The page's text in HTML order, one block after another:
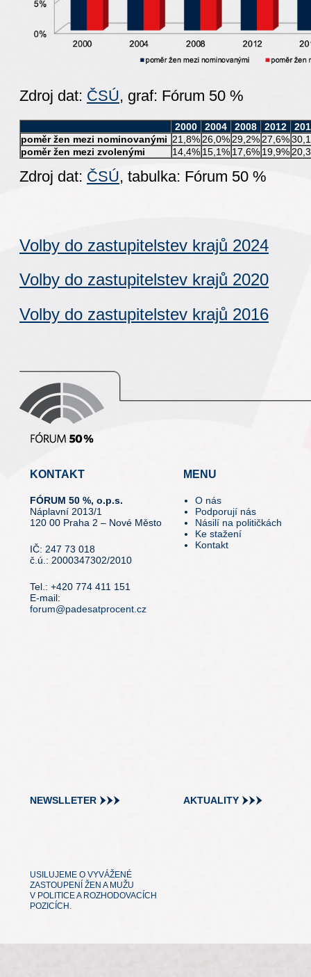
Zdroj dat: ČSÚ, graf: Fórum 50 %
2000 2004 2008 2012
poměr žen mezi nominovanými 21,8% 26,0% 29,2% 27,6%
poměr žen mezi zvolenými
14,4% 15,1% 17,6% 19,9%
Zdroj dat: ČSÚ, tabulka: Fórum 50 %
Volby do zastupitelstev krajů 2024
Volby do zastupitelstev krajů 2020
Volby do zastupitelstev krajů 2016
KONTAKT
FÓRUM 50 %, o.p.s.
Náplavní 2013/1
120 00 Praha 2 – Nové Město
IČ: 247 73 018
č.ú.: 2000347302/2010
Tel.: +420 774 411 151
E-mail:
forum@padesatprocent.cz
MENU
O nás
Podporují nás
Násilí na političkách
Ke stažení
Kontakt
NEWSLLETER AKTUALITY
USILUJEME O VYVÁŽENÉ
ZASTOUPENÍ ŽEN A MUŽU
V POLITICE A ROZHODOVACÍCH
POZICÍCH.